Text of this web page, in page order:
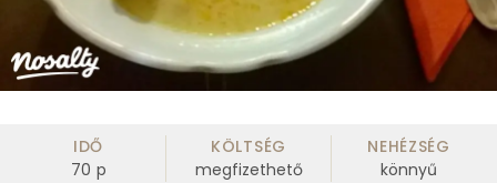
IDŐ
70 p
KÖLTSÉG
megfizethető
NEHÉZSÉG
könnyű